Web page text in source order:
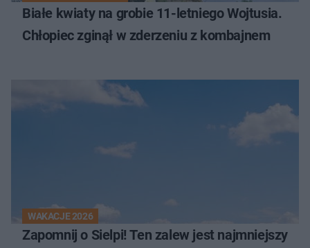
Białe kwiaty na grobie 11-letniego Wojtusia.
Chłopiec zginął w zderzeniu z kombajnem
WAKACJE 2026
Zapomnij o Sielpi! Ten zalew jest najmniejszy